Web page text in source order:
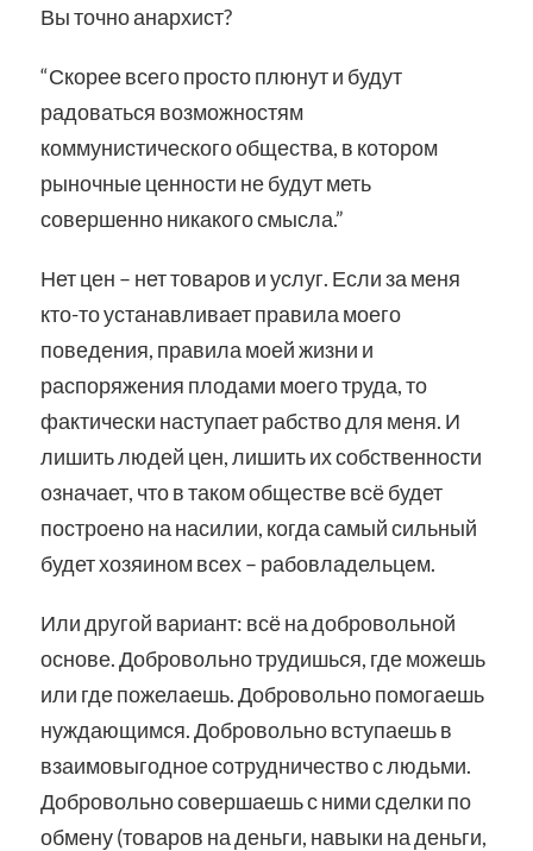
Вы точно анархист?
“Скорее всего просто плюнут и будут
радоваться возможностям
коммунистического общества, в котором
рыночные ценности не будут меть
совершенно никакого смысла.”
Нет цен – нет товаров и услуг. Если за меня
кто-то устанавливает правила моего
поведения, правила моей жизни и
распоряжения плодами моего труда, то
фактически наступает рабство для меня. И
лишить людей цен, лишить их собственности
означает, что в таком обществе всё будет
построено на насилии, когда самый сильный
будет хозяином всех – рабовладельцем.
Или другой вариант: всё на добровольной
основе. Добровольно трудишься, где можешь
или где пожелаешь. Добровольно помогаешь
нуждающимся. Добровольно вступаешь в
взаимовыгодное сотрудничество с людьми.
Добровольно совершаешь с ними сделки по
обмену (товаров на деньги, навыки на деньги,